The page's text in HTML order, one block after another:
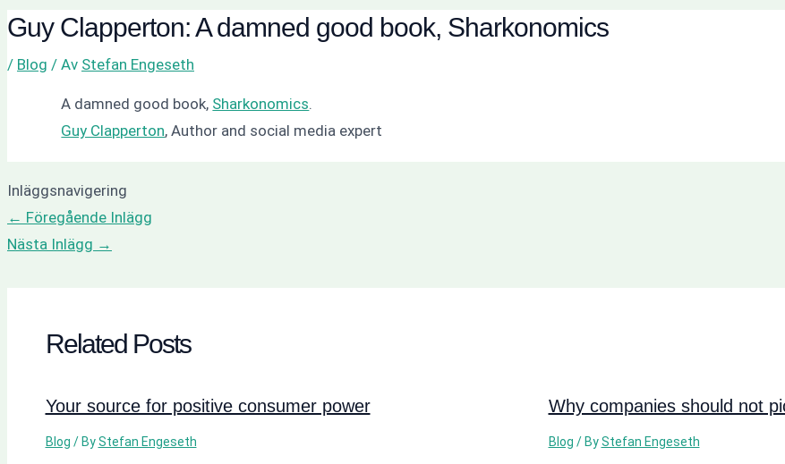
Guy Clapperton: A damned good book, Sharkonomics
/ Blog / Av Stefan Engeseth
A damned good book, Sharkonomics.
Guy Clapperton, Author and social media expert
Inläggsnavigering
← Föregående Inlägg
Nästa Inlägg →
Related Posts
Your source for positive consumer power
Blog / ByStefan Engeseth
Why companies should not
Blog / ByStefan Engeseth